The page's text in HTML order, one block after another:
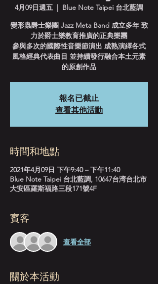
4月09日週五
  |
Blue Note Taipei 台北藍調
變形蟲爵士樂團 Jazz Meta Band 成立多年 致
力於爵士樂教育推廣的正典樂團
參與多次的國際性音樂節演出 成熟演繹各式
風格經典代表曲目 並持續發行融合本土元素
的原創作品
報名已截止
查看其他活動
時間和地點
2021年4月09日 下午9:40 – 下午11:40
Blue Note Taipei 台北藍調, 10647台湾台北市
大安區羅斯福路三段171號4F
賓客
查看全部
關於本活動